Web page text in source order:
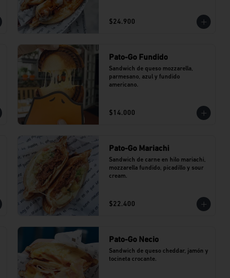
$24.900
Pato-Go Fundido
Sandwich de queso mozzarella,
parmesano, azul y fundido
americano.
$14.000
Pato-Go Mariachi
Sandwich de carne en hilo mariachi,
mozzarella fundido, picadillo y sour
cream.
$22.400
Pato-Go Necio
Sandwich de queso cheddar, jamón y
tocineta crocante.